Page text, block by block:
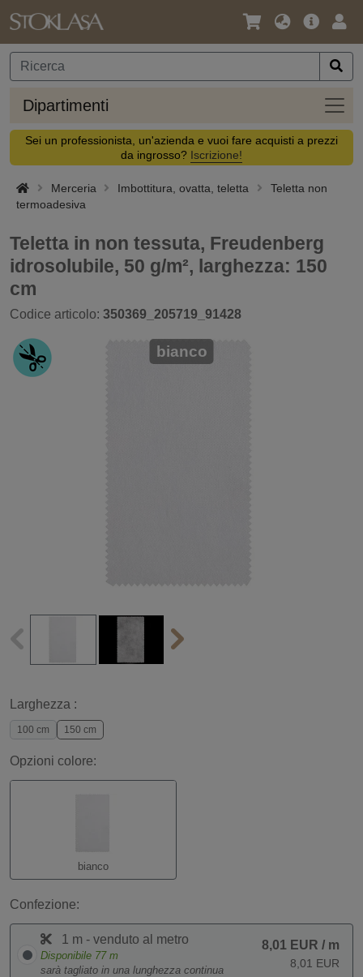
Lingua
Valuta
Offerta
Dipartimenti
Sei un professionista, un'azienda e vuoi fare acquisti a prezzi
da ingrosso? Iscrizione!
Merceria Imbottitura, ovatta, teletta
Teletta non
termoadesiva
Teletta in non tessuta, Freudenberg
idrosolubile, 50 g/m², larghezza: 150
cm
Codice articolo: 350369_205719_91428
bianco
Larghezza :
100 cm 150 cm
Opzioni colore:
bianco
Confezione:
1 m - venduto al metro
Disponibile 77 m
sarà tagliato in una lunghezza continua
8,01 EUR / m
8,01 EUR